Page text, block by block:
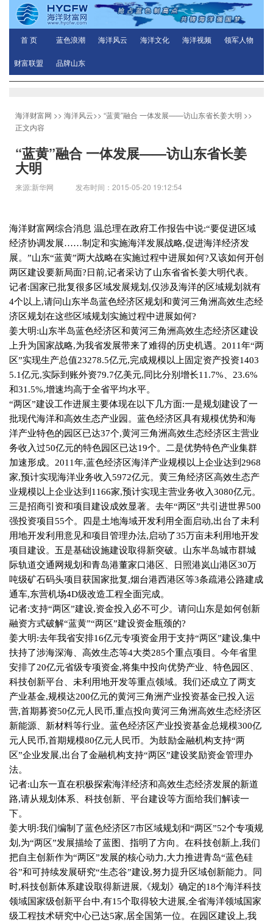
首 页 蓝色浪潮 海洋风云 海洋文化 海洋视频 领军人物
财富联盟 品牌山东
海洋财富网 >> 海洋风云>> “蓝黄”融合 一体发展——访山东省长姜大明 >>
正文内容
“蓝黄”融合 一体发展——访山东省长姜
大明
来源:新华网 发布时间：2015-05-20 19:12:54
海洋财富网综合消息 温总理在政府工作报告中说:“要促进区域
经济协调发展……制定和实施海洋发展战略,促进海洋经济发
展。”山东“蓝黄”两大战略在实施过程中进展如何?又该如何开创
两区建设要新局面? 日前,记者采访了山东省省长姜大明代表。
记者: 国家已批复很多区域发展规划 ,仅涉及海洋的区域规划就有
4个以上,请问山东半岛蓝色经济区规划和黄河三角洲高效生态经
济区规划在这些区域规划实施过程中进展如何?
姜大明:山东半岛蓝色经济区和黄河三角洲高效生态经济区建设
上升为国家战略,为我省发展带来了难得的历史机遇。 2011年“两
区”实现生产总值23278.5亿元,完成规模以上固定资产投资1403
5.1亿元,实际到账外资79.7亿美元,同比分别增长11.7%、 23.6%
和31.5%,增速均高于全省平均水平。
“两区”建设工作进展主要体现在以下几方面:一是规划建设了一
批现代海洋和高效生态产业园。蓝色经济区具有规模优势和海
洋产业特色的园区已达37个,黄河三角洲高效生态经济区主营业
务收入过50亿元的特色园区已达19个。二是优势特色产业集群
加速形成。 2011年,蓝色经济区海洋产业规模以上企业达到 2968
家,预计实现海洋业务收入5972亿元。黄三角经济区高效生态产
业规模以上企业达到 1166家,预计实现主营业务收入3080亿元。
三是招商引资和项目建设成效显著。去年“两区”共引进世界500
强投资项目 55个。四是土地海域开发利用全面启动,出台了未利
用地开发利用意见和项目管理办法,启动了35万亩未利用地开发
项目建设。五是基础设施建设取得新突破。山东半岛城市群城
际轨道交通网规划和青岛港董家口港区、日照港岚山港区30万
吨级矿石码头项目获国家批复,烟台港西港区等3条疏港公路建成
通车,东营机场4D级改造工程全面完成。
记者:支持“两区”建设,资金投入必不可少。请问山东是如何创新
融资方式破解“蓝黄”“两区”建设资金瓶颈的?
姜大明:去年我省安排16亿元专项资金用于支持“两区”建设,集中
扶持了涉海深海、高效生态等4大类285个重点项目。今年省里
安排了20亿元省级专项资金,将集中投向优势产业、特色园区、
科技创新平台、未利用地开发等重点领域。我们还成立了两支
产业基金,规模达200亿元的黄河三角洲产业投资基金已投入运
营,首期募资50亿元人民币,重点投向黄河三角洲高效生态经济区
新能源、新材料等行业。蓝色经济区产业投资基金总规模300亿
元人民币,首期规模80亿元人民币。为鼓励金融机构支持“两
区”企业发展,出台了金融机构支持“两区”建设奖励资金管理办
法。
记者:山东一直在积极探索海洋经济和高效生态经济发展的新道
路,请从规划体系、科技创新、平台建设等方面给我们解读一
下。
姜大明:我们编制了蓝色经济区7市区域规划和“两区”52个专项规
划 ,为“两区”发展描绘了蓝图、指明了方向。在科技创新上,我们
把自主创新作为“两区”发展的核心动力,大力推进青岛“蓝色硅
谷”和可持续发展研究“生态谷”建设,努力提升区域创新能力。同
时,科技创新体系建设取得新进展, 《规划》确定的18个海洋科技
领域国家级创新平台中,有15个取得较大进展,全省海洋领域国家
级工程技术研究中心已达5家,居全国第一位。在园区建设上,我